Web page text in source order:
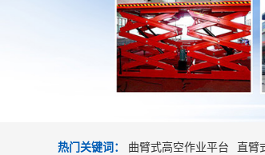
热门关键词： 曲臂式高空作业平台 直臂